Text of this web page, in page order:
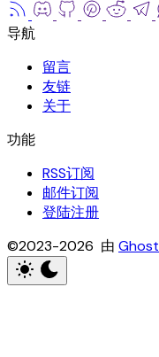
留言
友链
关于
RSS订阅
邮件订阅
登陆注册
©2023-2026 由 Ghost